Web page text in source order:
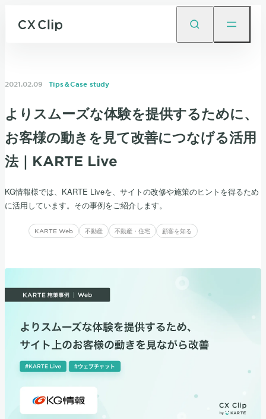
2021.02.09 Tips＆Case study
よりスムーズな体験を提供するために、
お客様の動きを見て改善につなげる活用
法｜KARTE Live
KG情報様では、KARTE Liveを、サイトの改修や施策のヒントを得るため
に活用しています。その事例をご紹介します。
KARTE Web 不動産 不動産・住宅 顧客を知る